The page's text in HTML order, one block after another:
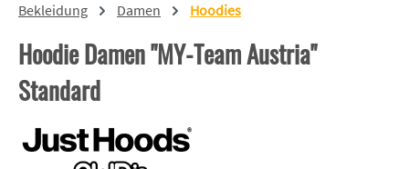
Bekleidung Damen Hoodies
Hoodie Damen "MY-Team Austria"
Standard